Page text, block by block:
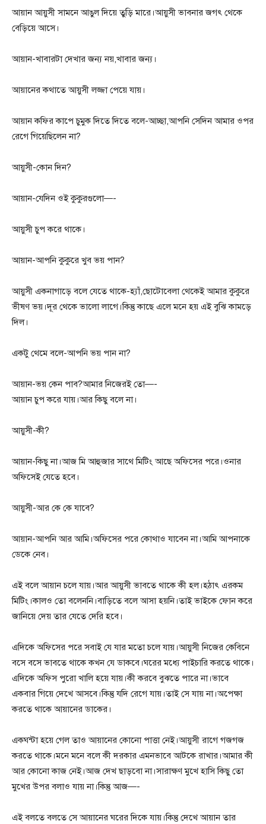
আয়ান আয়ুসী সামনে আঙুল দিয়ে তুড়ি মারে।আয়ুসী ভাবনার জগৎ থেকে
বেড়িয়ে আসে।
আয়ান-খাবারটা দেখার জন্য নয়,খাবার জন্য।
আয়ানের কথাতে আয়ুসী লজ্জা পেয়ে যায়।
আয়ান কফির কাপে চুমুক দিতে দিতে বলে-আচ্ছা,আপনি সেদিন আমার ওপর
রেগে গিয়েছিলেন না?
আয়ুসী-কোন দিন?
আয়ান-যেদিন ওই কুকুরগুলো—-
আয়ুসী চুপ করে থাকে।
আয়ান-আপনি কুকুরে খুব ভয় পান?
আয়ুসী একনাগাড়ে বলে যেতে থাকে-হ্যাঁ,ছোটোবেলা থেকেই আমার কুকুরে
ভীষণ ভয়।দূর থেকে ভালো লাগে।কিন্তু কাছে এলে মনে হয় এই বুঝি কামড়ে
দিল।
একটু থেমে বলে-আপনি ভয় পান না?
আয়ান-ভয় কেন পাব?আমার নিজেরই তো—-
আয়ান চুপ করে যায়।আর কিছু বলে না।
আয়ুসী-কী?
আয়ান-কিছু না।আজ মি আহুজার সাথে মিটিং আছে অফিসের পরে।ওনার
অফিসেই যেতে হবে।
আয়ুসী-আর কে কে যাবে?
আয়ান-আপনি আর আমি।অফিসের পরে কোথাও যাবেন না।আমি আপনাকে
ডেকে নেব।
এই বলে আয়ান চলে যায়।আর আয়ুসী ভাবতে থাকে কী হল।হঠাৎ এরকম
মিটিং।কালও তো বলেননি।বাড়িতে বলে আসা হয়নি।তাই ভাইকে ফোন করে
জানিয়ে দেয় তার যেতে দেরি হবে।
এদিকে অফিসের পরে সবাই যে যার মতো চলে যায়।আয়ুসী নিজের কেবিনে
বসে বসে ভাবতে থাকে কখন যে ডাকবে।ঘরের মধ্যে পাইচারি করতে থাকে।
এদিকে অফিস পুরো খালি হয়ে যায়।কী করবে বুঝতে পারে না।ভাবে
একবার গিয়ে দেখে আসবে।কিন্তু যদি রেগে যায়।তাই সে যায় না।অপেক্ষা
করতে থাকে আয়ানের ডাকের।
একঘন্টা হয়ে গেল তাও আয়ানের কোনো পাত্তা নেই।আয়ুসী রাগে গজগজ
করতে থাকে।মনে মনে বলে কী দরকার এমনভাবে আটকে রাখার।আমার কী
আর কোনো কাজ নেই।আজ দেখ ছাড়বো না।সারাক্ষণ মুখে হাসি কিছু তো
মুখের উপর বলাও যায় না।কিন্তু আজ—-
এই বলতে বলতে সে আয়ানের ঘরের দিকে যায়।কিন্তু দেখে আয়ান তার